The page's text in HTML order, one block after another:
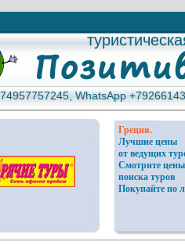
WhatsApp
WhatsApp
Греция.
Лучшие цены
от ведущих
Смотрите
поиска туров
Покупайте по